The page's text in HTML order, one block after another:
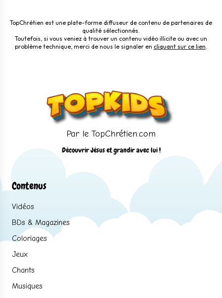
TopChrétien est une plate-forme diffuseur de contenu de partenaires de
qualité sélectionnés.
Toutefois, si vous veniez à trouver un contenu vidéo illicite ou avec un
problème technique, merci de nous le signaler en cliquant sur ce lien.
Par le TopChrétien.com
Découvrir Jésus et grandir avec lui !
Contenus
Vidéos
BDs & Magazines
Coloriages
Jeux
Chants
Musiques